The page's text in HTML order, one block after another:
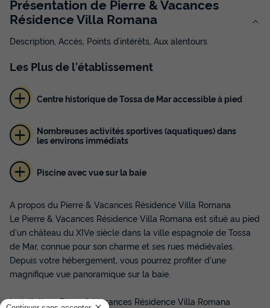
Présentation de Pierre & Vacances
Résidence Villa Romana
Description, Accès, Points d’intérêts, Aux alentours
Les Plusde l'établissement
Centre historique de Tossa de Mar accessible à pied
Nombreuses activités sportives (aquatiques) dans
les environs immédiats
Piscine avec vue sur la baie
A propos du Pierre & Vacances Résidence Villa Romana
Le Pierre & Vacances Résidence Villa Romana est situé au pied
d'un château du XIVe siècle dans la ville espagnole de Tossa
de Mar, connue pour son charme et ses rues médiévales.
Depuis votre hébergement, vous pourrez profiter d'une
magnifique vue panoramique sur la baie.
Installations Pierre & Vacances Résidence Villa Romana